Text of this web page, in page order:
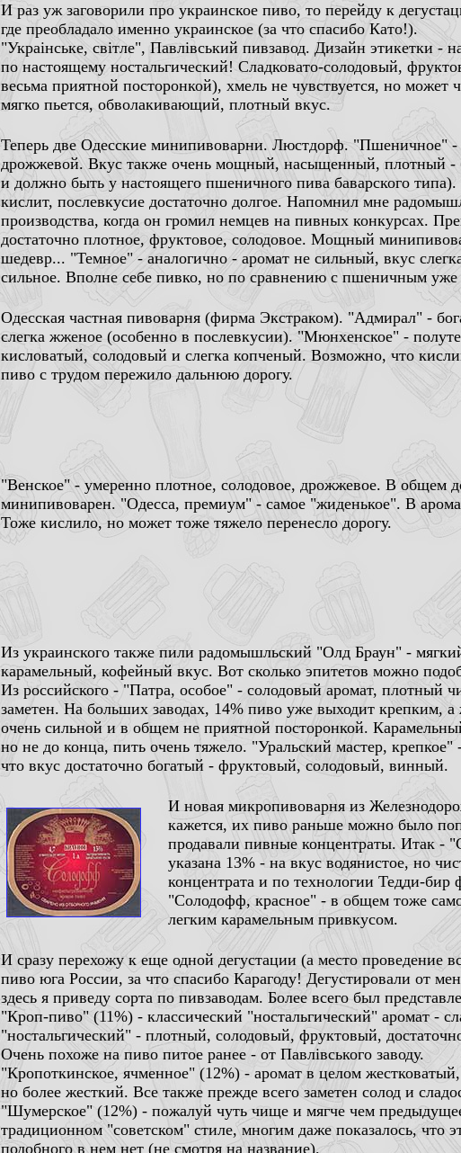
И раз уж заговорили про украинское пиво, то перейду к
где преобладало именно украинское (за что спасибо Като!).
"Украiнське, свiтле", Павлiвський пивзавод. Дизайн этикетки -
по настоящему ностальгический! Сладковато-солодовый,
весьма приятной посторонкой), хмель не чувствуется, но может
мягко пьется, обволакивающий, плотный вкус.
Теперь две Одесские минипивоварни. Люстдорф. "Пшеничное"
дрожжевой. Вкус также очень мощный, насыщенный, плотный -
и должно быть у настоящего пшеничного пива баварского
кислит, послевкусие достаточно долгое. Напомнил мне
производства, когда он громил немцев на пивных конкурсах.
достаточно плотное, фруктовое, солодовое. Мощный
шедевр... "Темное" - аналогично - аромат не сильный, вкус
сильное. Вполне себе пивко, но по сравнению с пшеничным уже
Одесская частная пивоварня (фирма Экстраком). "Адмирал" -
слегка жженое (особенно в послевкусии). "Мюнхенское" -
кисловатый, солодовый и слегка копченый. Возможно, что
пиво с трудом пережило дальнюю дорогу.
"Венское" - умеренно плотное, солодовое, дрожжевое. В общем
минипивоварен. "Одесса, премиум" - самое "жиденькое". В
Тоже кислило, но может тоже тяжело перенесло дорогу.
Из украинского также пили радомышльский "Олд Браун" -
карамельный, кофейный вкус. Вот сколько эпитетов можно
Из российского - "Патра, особое" - солодовый аромат, плотный
заметен. На больших заводах, 14% пиво уже выходит крепким,
очень сильной и в общем не приятной посторонкой.
но не до конца, пить очень тяжело. "Уральский мастер,
что вкус достаточно богатый - фруктовый, солодовый, винный.
И новая микропивоварня из
кажется, их пиво раньше можно было
продавали пивные концентраты. Итак -
указана 13% - на вкус водянистое, но
концентрата и по технологии Тедди-
"Солодофф, красное" - в общем тоже
легким карамельным привкусом.
И сразу перехожу к еще одной дегустации (а место проведение
пиво юга России, за что спасибо Карагоду! Дегустировали от
здесь я приведу сорта по пивзаводам. Более всего был
"Кроп-пиво" (11%) - классический "ностальгический" аромат -
"ностальгический" - плотный, солодовый, фруктовый,
Очень похоже на пиво питое ранее - от Павлiвського заводу.
"Кропоткинское, ячменное" (12%) - аромат в целом
но более жесткий. Все также прежде всего заметен солод и
"Шумерское" (12%) - пожалуй чуть чище и мягче чем
традиционном "советском" стиле, многим даже показалось, что
подобного в нем нет (не смотря на название).